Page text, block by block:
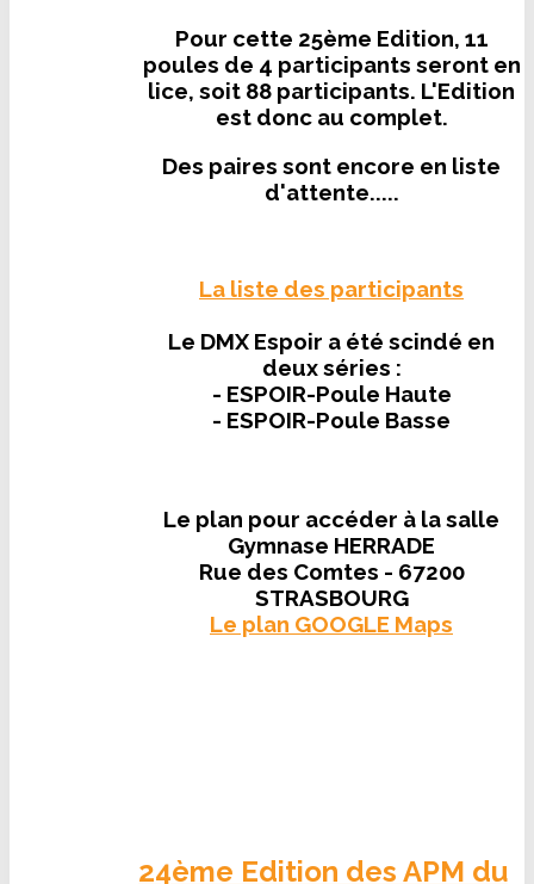
Pour cette 25ème Edition, 11
poules de 4 participants seront en
lice, soit 88 participants. L'Edition
est donc au complet.
Des paires sont encore en liste
d'attente.....
La liste des participants
Le DMX Espoir a été scindé en
deux séries :
- ESPOIR-Poule Haute
- ESPOIR-Poule Basse
Le plan pour accéder à la salle
Gymnase HERRADE
Rue des Comtes - 67200
STRASBOURG
Le plan GOOGLE Maps
24ème Edition des APM du